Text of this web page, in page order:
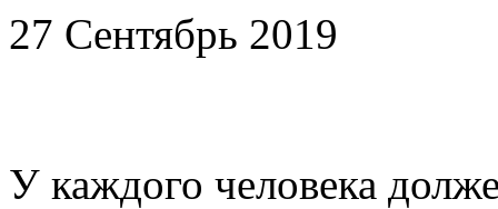
27 Сентябрь 2019
У каждого человека